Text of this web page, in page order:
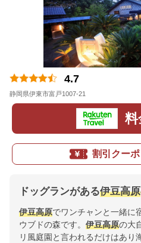
4.7
静岡県伊東市富戸1007-21
料
割引クー
ドッグランがある伊豆高原
伊豆高原でワンチャンと一緒に
ウブドの森です。 伊豆高原の大
リ風庭園と言われるだけはあり